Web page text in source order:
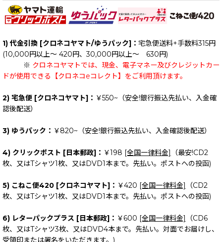
1) 代金引換 [クロネコヤマト/ゆうパック]： 宅急便送料+手数料315円
(10,000円以上～ 420円、30,000円以上～ 630円)
※ クロネコヤマトでは、現金、電子マネー及びクレジットカー
ドが使用できる【クロネコeコレクト】をご利用頂けます。
2) 宅急便 [クロネコヤマト]： ￥550~（安全!銀行振込先払い、入金確
認後配送）
3) ゆうパック： ￥820~（安全!銀行振込先払い、入金確認後配送）
4) クリックポスト [日本郵政]： ￥198 [全国一律料金]
（最安!CD2
枚、又はTシャツ1枚、又はDVD1本まで。先払い。ポストへの投函)
5) こねこ便420 [クロネコヤマト]： ￥420 [全国一律料金]
（CD2
枚、又はTシャツ1枚、又はDVD1本まで。先払い。ポストへの投函)
6) レターパックプラス [日本郵政]： ￥600 [全国一律料金]
（CD6
枚、又はTシャツ3枚、又はDVD4本まで。先払い。対面でお届けし、
受領印または署名をいただきます。)